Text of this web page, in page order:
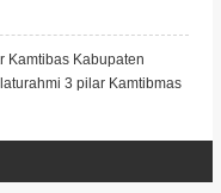
Kamtibas Kabupaten
3 pilar Kamtibmas